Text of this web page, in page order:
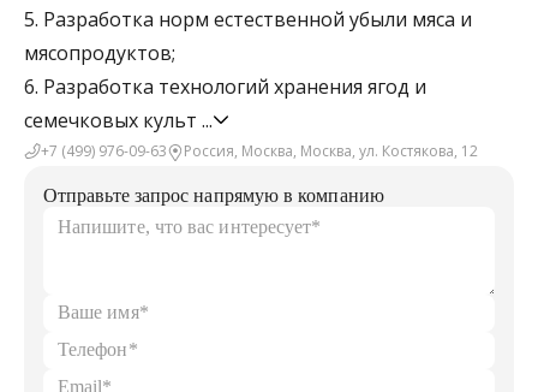
5. Разработка норм естественной убыли мяса и
мясопродуктов;
6. Разработка технологий хранения ягод и
семечковых культ ...
+7 (499) 976-09-63 Россия, Москва, Москва, ул. Костякова, 12
Отправьте запрос напрямую в компанию